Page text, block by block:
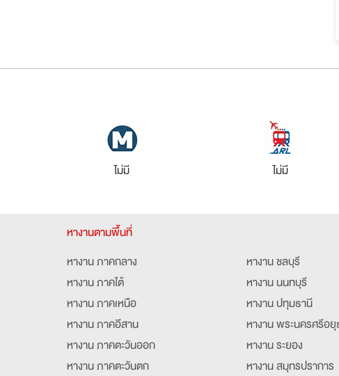
ไม่มี ไม่มี
หางานตามพื้นที่
หางาน ภาคกลาง
หางาน ภาคใต้
หางาน ภาคเหนือ
หางาน ภาคอีสาน
หางาน ภาคตะวันออก
หางาน ภาคตะวันตก
หางาน ชลบุรี
หางาน นนทบุรี
หางาน ปทุมธานี
หางาน พระนครศรีอ
หางาน ระยอง
หางาน สมุทรปราการ